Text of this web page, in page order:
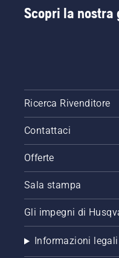
Scopri la nostra
Ricerca Rivenditore
Contattaci
Offerte
Sala stampa
Gli impegni di
Informazioni